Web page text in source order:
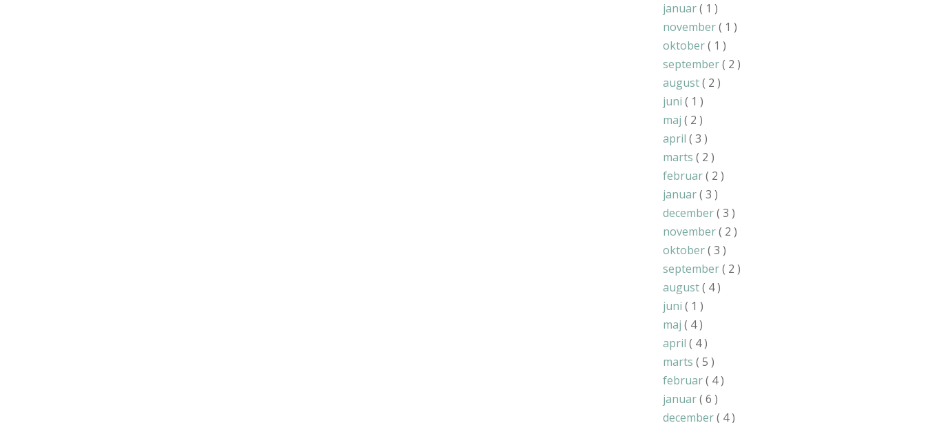
januar( 1 )
november( 1 )
oktober( 1 )
september( 2 )
august( 2 )
juni ( 1 )
maj ( 2 )
april ( 3 )
marts ( 2 )
februar( 2 )
januar( 3 )
december( 3 )
november( 2 )
oktober( 3 )
september( 2 )
august( 4 )
juni ( 1 )
maj ( 4 )
april ( 4 )
marts ( 5 )
februar( 4 )
januar( 6 )
december( 4 )